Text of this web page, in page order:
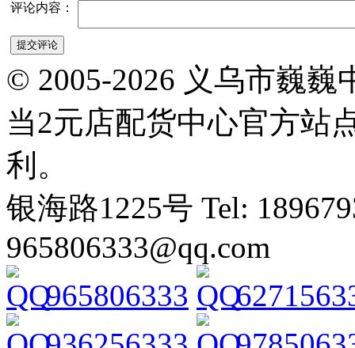
评论内容：
© 2005-2026 义乌市巍
当2元店配货中心官方站
利。
银海路1225号 Tel:
965806333@qq.com
965806333